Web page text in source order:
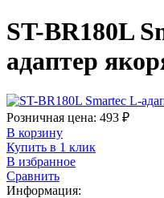
ST-BR180L
адаптер
Розничная цена: 493 ₽
В корзину
Купить в 1 клик
В избранное
Сравнить
Информация: